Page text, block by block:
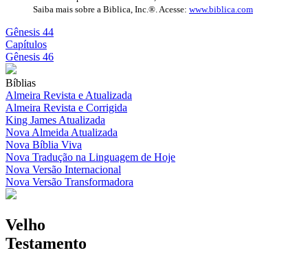
Saiba mais sobre a Biblica, Inc.®. Acesse: www.biblica.com
Gênesis 44
Capítulos
Gênesis 46
Bíblias
Almeira Revista e Atualizada
Almeira Revista e Corrigida
King James Atualizada
Nova Almeida Atualizada
Nova Bíblia Viva
Nova Tradução na Linguagem de Hoje
Nova Versão Internacional
Nova Versão Transformadora
Velho
Testamento